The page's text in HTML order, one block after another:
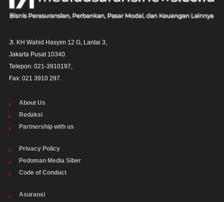
Jl. KH Wahid Hasyim 12 G, Lantai 3,
Jakarta Pusat 10340.
Telepon: 021-3910197,
Fax: 021 3910 297.
About Us
Redaksi
Partnership with us
Privacy Policy
Pedoman Media Siber
Code of Conduct
Asuransi